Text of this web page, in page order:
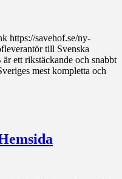
https://savehof.se/ny-
till Svenska
ett rikstäckande och snabbt
mest kompletta och